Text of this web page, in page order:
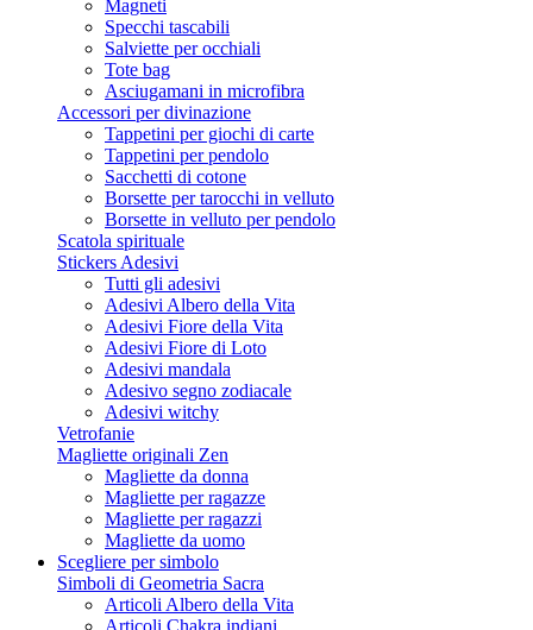
Magneti
Specchi tascabili
Salviette per occhiali
Tote bag
Asciugamani in microfibra
Accessori per divinazione
Tappetini per giochi di carte
Tappetini per pendolo
Sacchetti di cotone
Borsette per tarocchi in velluto
Borsette in velluto per pendolo
Scatola spirituale
Stickers Adesivi
Tutti gli adesivi
Adesivi Albero della Vita
Adesivi Fiore della Vita
Adesivi Fiore di Loto
Adesivi mandala
Adesivo segno zodiacale
Adesivi witchy
Vetrofanie
Magliette originali Zen
Magliette da donna
Magliette per ragazze
Magliette per ragazzi
Magliette da uomo
Scegliere per simbolo
Simboli di Geometria Sacra
Articoli Albero della Vita
Articoli Chakra indiani